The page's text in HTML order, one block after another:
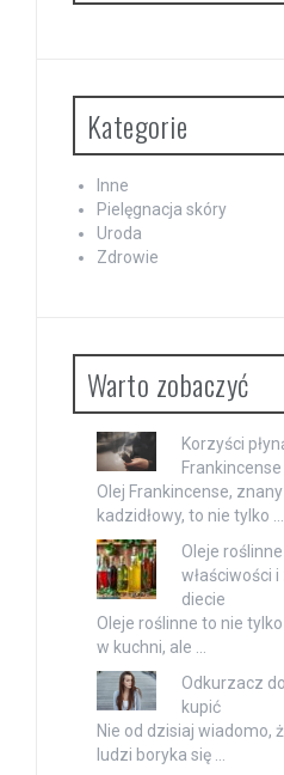
Kategorie
Inne
Pielęgnacja skóry
Uroda
Zdrowie
Warto zobaczyć
Korzyści
Frankincense
Olej Frankincense,
kadzidłowy, to nie tylko …
Oleje
właściwości
diecie
Oleje roślinne to nie
w kuchni, ale …
Odkurzacz
kupić
Nie od dzisiaj wiadomo,
ludzi boryka się …